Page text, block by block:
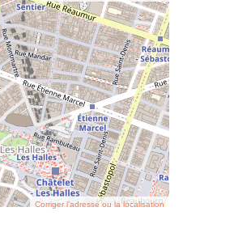
Corriger l’adresse ou la localisation